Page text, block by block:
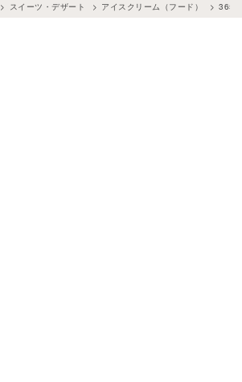
スイーツ・デザート アイスクリーム（フード） 365